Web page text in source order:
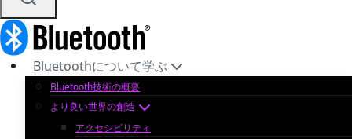
Bluetoothについて学ぶ
Bluetooth技術の概要
より良い世界の創造
アクセシビリティ